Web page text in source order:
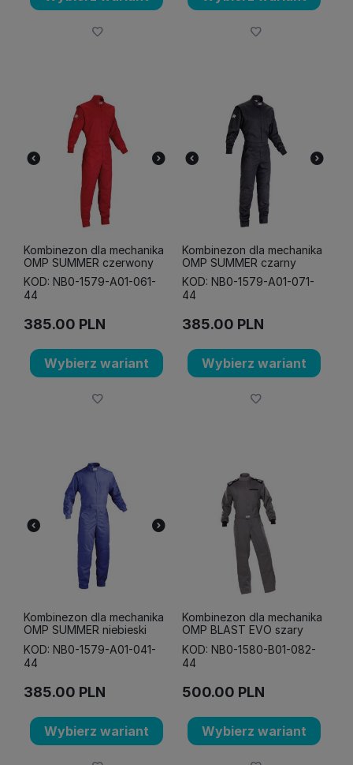
Kombinezon dla mechanika
OMP SUMMER czerwony
KOD: NB0-1579-A01-061-
44
385.00 PLN
Wybierz wariant
Kombinezon dla mechanika
OMP SUMMER czarny
KOD: NB0-1579-A01-071-
44
385.00 PLN
Wybierz wariant
Kombinezon dla mechanika
OMP SUMMER niebieski
KOD: NB0-1579-A01-041-
44
385.00 PLN
Wybierz wariant
Kombinezon dla mechanika
OMP BLAST EVO szary
KOD: NB0-1580-B01-082-
44
500.00 PLN
Wybierz wariant